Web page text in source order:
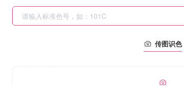
传图识色